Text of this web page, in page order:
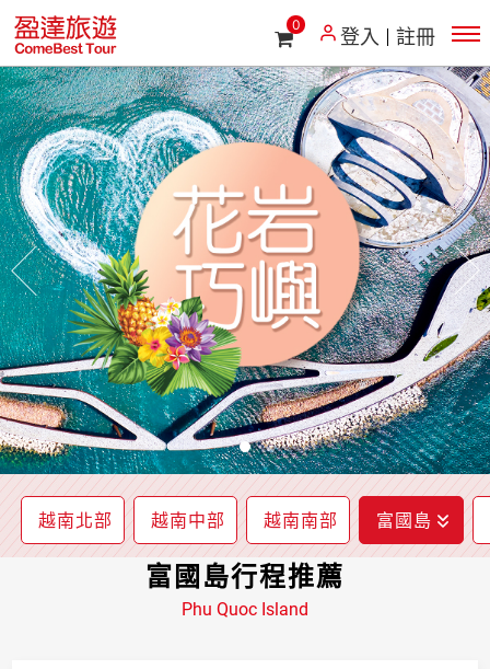
0
登入 註冊
往前 往
越南北部 越南中部 越南南部 富國島
富國島行程推薦
Phu Quoc Island